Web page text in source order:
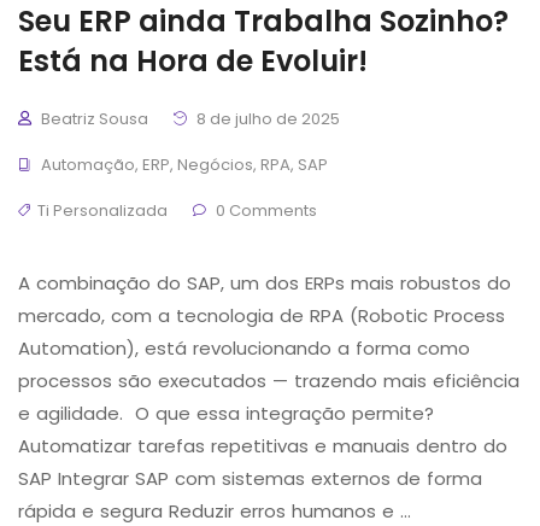
Seu ERP ainda Trabalha Sozinho?
Está na Hora de Evoluir!
Beatriz Sousa
8 de julho de 2025
Automação, ERP, Negócios, RPA, SAP
Ti Personalizada
0 Comments
A combinação do SAP, um dos ERPs mais robustos do
mercado, com a tecnologia de RPA (Robotic Process
Automation), está revolucionando a forma como
processos são executados — trazendo mais eficiência
e agilidade. O que essa integração permite?
Automatizar tarefas repetitivas e manuais dentro do
SAP Integrar SAP com sistemas externos de forma
rápida e segura Reduzir erros humanos e …